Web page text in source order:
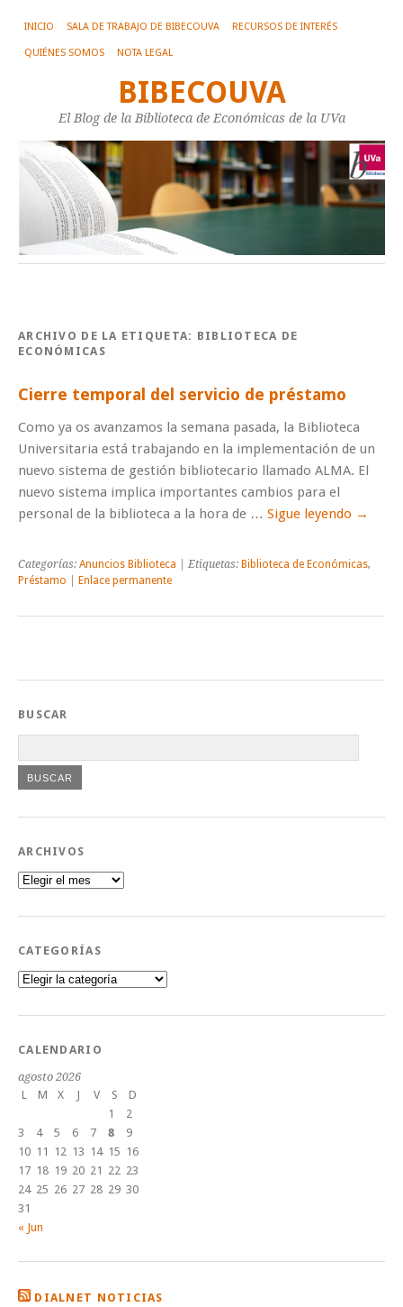
INICIO SALA DE TRABAJO DE BIBECOUVA RECURSOS DE INTERÉS
QUIÉNES SOMOS NOTA LEGAL
BIBECOUVA
El Blog de la Biblioteca de Económicas de la UVa
ARCHIVO DE LA ETIQUETA: BIBLIOTECA DE
ECONÓMICAS
Cierre temporal del servicio de préstamo
Como ya os avanzamos la semana pasada, la Biblioteca
Universitaria está trabajando en la implementación de un
nuevo sistema de gestión bibliotecario llamado ALMA. El
nuevo sistema implica importantes cambios para el
personal de la biblioteca a la hora de … Sigue leyendo →
Categorías: Anuncios Biblioteca | Etiquetas: Biblioteca de Económicas,
Préstamo
Enlace permanente
BUSCAR
ARCHIVOS
Archivos
CATEGORÍAS
Categorías
CALENDARIO
agosto 2026
L
M X J V S
D
1
2
3
4 5 6 7 8
9
10 11 12 13 14 15 16
17 18 19 20 21 22 23
24 25 26 27 28 29 30
31
« Jun
DIALNET NOTICIAS